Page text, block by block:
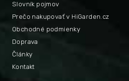
Prečo nakupovať v HiGarden.cz
Obchodné podmienky
Doprava
Články
Slovník pojmov
Kontakt